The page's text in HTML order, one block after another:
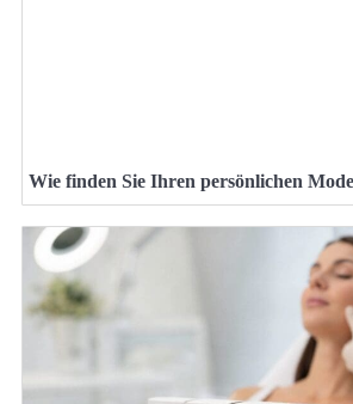
Wie finden Sie Ihren persönlichen